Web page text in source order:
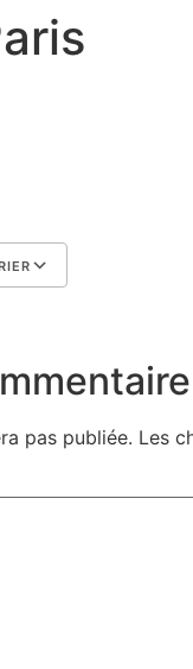
pas publiée. Les